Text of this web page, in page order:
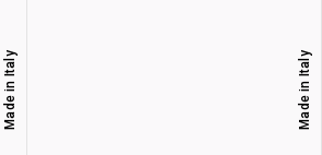
Made in Italy Made in Italy